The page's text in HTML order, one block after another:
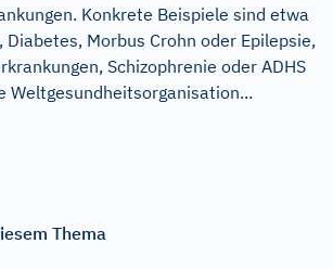
Konkrete Beispiele sind etwa
Diabetes, Morbus Crohn oder Epilepsie,
Schizophrenie oder ADHS
Weltgesundheitsorganisation...
Thema